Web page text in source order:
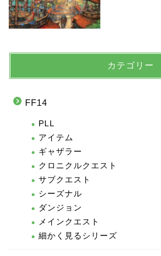
カテゴリー
FF14
PLL
アイテム
ギャザラー
クロニクルクエスト
サブクエスト
シーズナル
ダンジョン
メインクエスト
細かく見るシリーズ